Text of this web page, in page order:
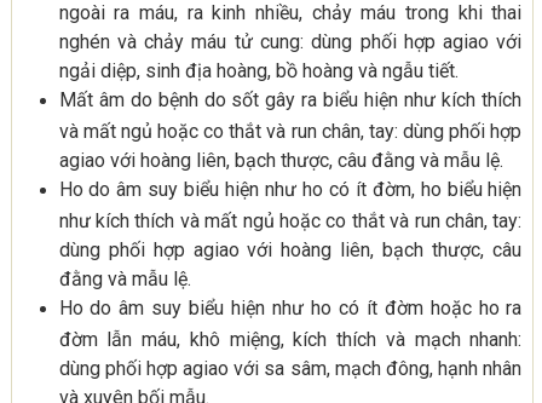
ngoài ra máu, ra kinh nhiều, chảy máu trong khi thai
nghén và chảy máu tử cung: dùng phối hợp agiao với
ngải diệp, sinh địa hoàng, bồ hoàng và ngẫu tiết.
Mất âm do bệnh do sốt gây ra biểu hiện như kích thích
và mất ngủ hoặc co thắt và run chân, tay: dùng phối hợp
agiao với hoàng liên, bạch thược, câu đằng và mẫu lệ.
Ho do âm suy biểu hiện như ho có ít đờm, ho biểu hiện
như kích thích và mất ngủ hoặc co thắt và run chân, tay:
dùng phối hợp agiao với hoàng liên, bạch thược, câu
đằng và mẫu lệ.
Ho do âm suy biểu hiện như ho có ít đờm hoặc ho ra
đờm lẫn máu, khô miệng, kích thích và mạch nhanh:
dùng phối hợp agiao với sa sâm, mạch đông, hạnh nhân
và xuyên bối mẫu.